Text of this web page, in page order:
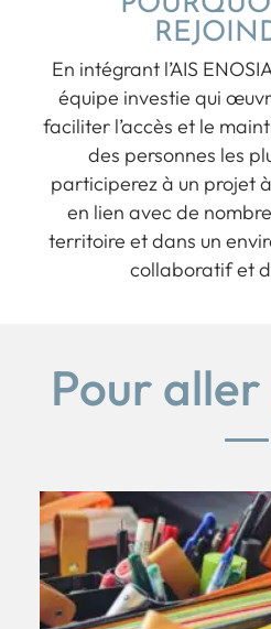
En intégrant l’AIS
équipe investie qui
faciliter l’accès et le
des personnes les
participerez à un projet
en lien avec de
territoire et dans un
collaboratif et
Pour aller